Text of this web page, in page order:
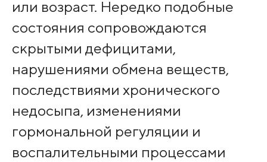
или возраст. Нередко подобные
состояния сопровождаются
скрытыми дефицитами,
нарушениями обмена веществ,
последствиями хронического
недосыпа, изменениями
гормональной регуляции и
воспалительными процессами